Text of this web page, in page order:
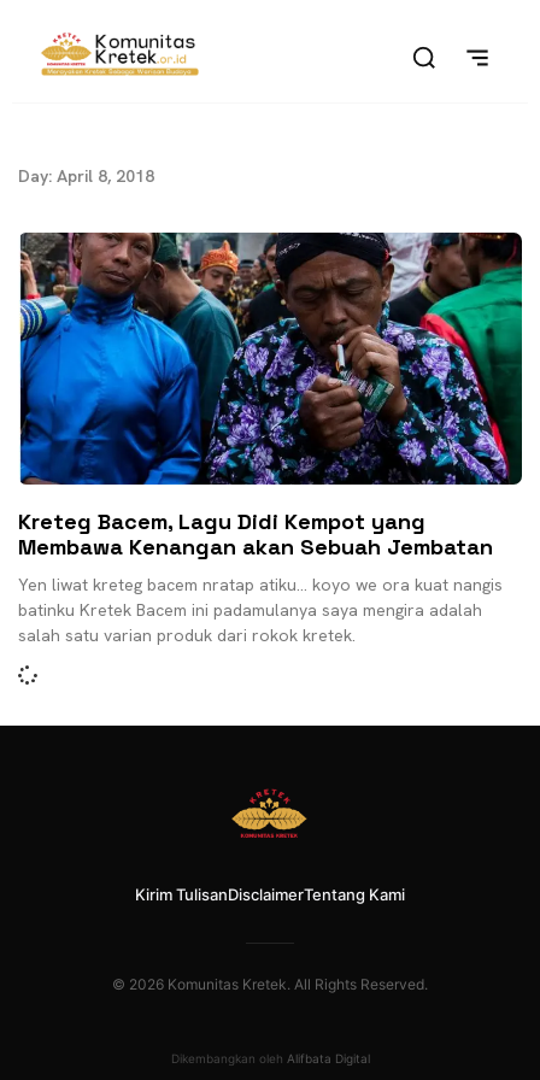
Day: April 8, 2018
Kreteg Bacem, Lagu Didi Kempot yang
Membawa Kenangan akan Sebuah Jembatan
Yen liwat kreteg bacem nratap atiku… koyo we ora kuat nangis
batinku Kretek Bacem ini padamulanya saya mengira adalah
salah satu varian produk dari rokok kretek.
Kirim TulisanDisclaimerTentang Kami
© 2026 Komunitas Kretek. All Rights Reserved.
Dikembangkan oleh Alifbata Digital